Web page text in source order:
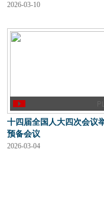
2026-03-10
十四届全国人大四次会议
预备会议
2026-03-04